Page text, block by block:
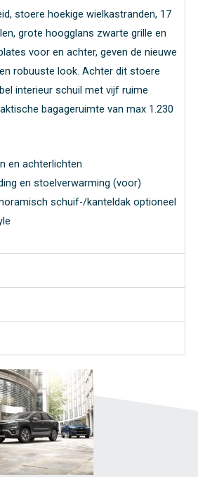
stoere hoekige wielkastranden, 17
grote hoogglans zwarte grille en
voor en achter, geven de nieuwe
robuuste look. Achter dit stoere
interieur schuil met vijf ruime
bagageruimte van max 1.230
en achterlichten
en stoelverwarming (voor)
schuif-/kanteldak optioneel